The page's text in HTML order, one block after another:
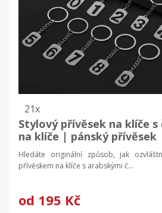
21x
Stylový přívěsek na klíče
na klíče | pánský přívěsek
číslem
Hledáte originální způsob, jak
přívěskem na klíče s arabskými č...
od 195 Kč